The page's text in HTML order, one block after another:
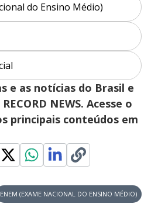
do Ensino Médio)
e as notícias do Brasil e
NEWS. Acesse o
principais conteúdos em
ENEM (EXAME NACIONAL DO ENSINO MÉDIO)